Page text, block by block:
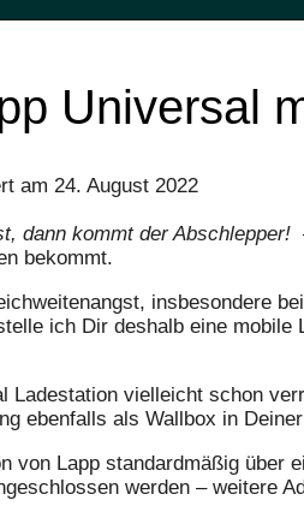
Universal
am 24. August 2022
dann kommt der Abschlepper!
bekommt.
insbesondere
ich Dir deshalb eine
Ladestation vielleicht schon
ebenfalls als Wallbox in
von Lapp standardmäßig
werden – weitere